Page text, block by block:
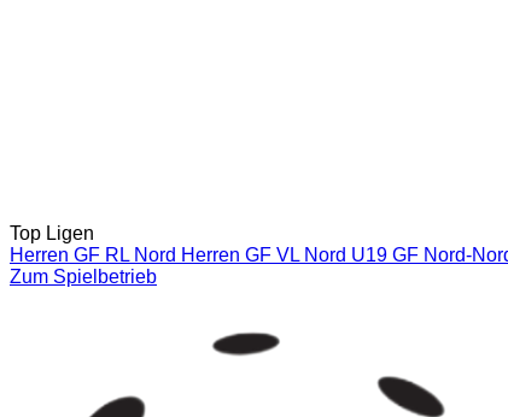
Top Ligen
Herren GF RL Nord Herren GF VL Nord U19 GF Nord-
Zum Spielbetrieb